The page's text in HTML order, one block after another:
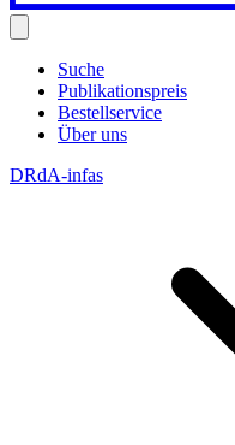
Suche
Publikationspreis
Bestellservice
Über uns
DRdA-infas